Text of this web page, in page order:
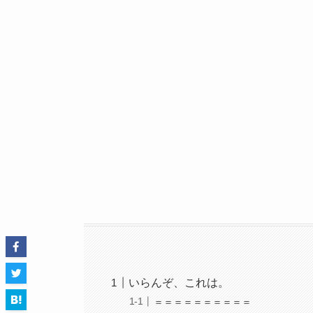
いらんぞ、これは。
＝＝＝＝＝＝＝＝＝＝